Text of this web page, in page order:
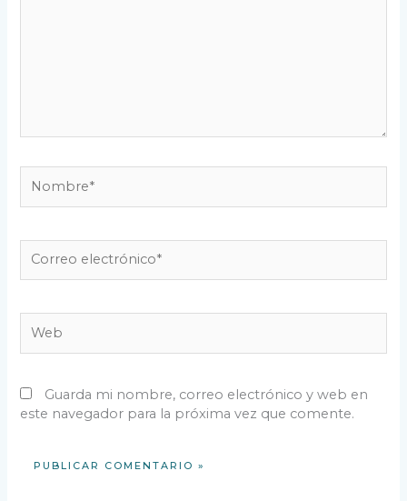
electrónico*
Guarda mi nombre, correo electrónico y web en
este navegador para la próxima vez que comente.